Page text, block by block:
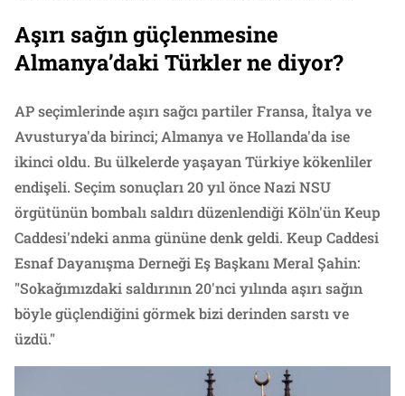
Aşırı sağın güçlenmesine
Almanya’daki Türkler ne diyor?
AP seçimlerinde aşırı sağcı partiler Fransa, İtalya ve
Avusturya'da birinci; Almanya ve Hollanda'da ise
ikinci oldu. Bu ülkelerde yaşayan Türkiye kökenliler
endişeli. Seçim sonuçları 20 yıl önce Nazi NSU
örgütünün bombalı saldırı düzenlendiği Köln'ün Keup
Caddesi'ndeki anma gününe denk geldi. Keup Caddesi
Esnaf Dayanışma Derneği Eş Başkanı Meral Şahin:
"Sokağımızdaki saldırının 20'nci yılında aşırı sağın
böyle güçlendiğini görmek bizi derinden sarstı ve
üzdü."